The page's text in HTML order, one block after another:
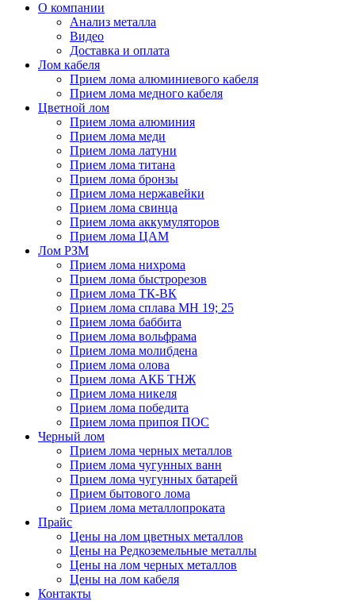
О компании
Анализ металла
Видео
Доставка и оплата
Лом кабеля
Прием лома алюминиевого кабеля
Прием лома медного кабеля
Цветной лом
Прием лома алюминия
Прием лома меди
Прием лома латуни
Прием лома титана
Прием лома бронзы
Прием лома нержавейки
Прием лома свинца
Прием лома аккумуляторов
Прием лома ЦАМ
Лом РЗМ
Прием лома нихрома
Прием лома быстрорезов
Прием лома ТК-ВК
Прием лома сплава МН 19; 25
Прием лома баббита
Прием лома вольфрама
Прием лома молибдена
Прием лома олова
Прием лома АКБ ТНЖ
Прием лома никеля
Прием лома победита
Прием лома припоя ПОС
Черный лом
Прием лома черных металлов
Прием лома чугунных ванн
Прием лома чугунных батарей
Прием бытового лома
Прием лома металлопроката
Прайс
Цены на лом цветных металлов
Цены на Редкоземельные металлы
Цены на лом черных металлов
Цены на лом кабеля
Контакты